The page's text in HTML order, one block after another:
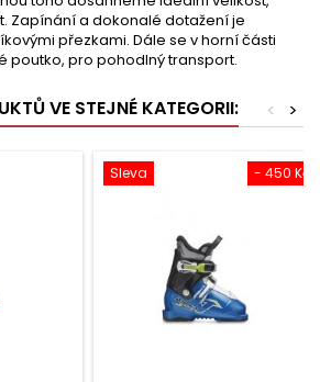
Zapínání a dokonalé dotažení je
přezkami. Dále se v horní části
poutko, pro pohodlný transport.
VE STEJNÉ KATEGORII: >
<
- 450 Kč
Sleva